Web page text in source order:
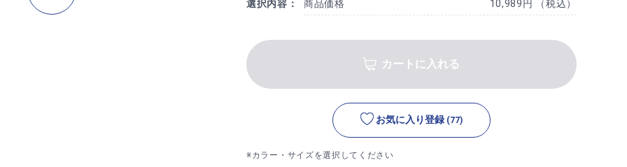
選択内容： 商品価格 10,989円 （税込）
カートに入れる
お気に入り登録 (77)
※カラー・サイズを選択してください